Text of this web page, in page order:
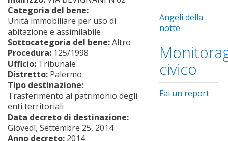
Categoria del bene:
Unità immobiliare per uso di
abitazione e assimilabile
Sottocategoria del bene:Altro
Procedura: 125/1998
Ufficio: Tribunale
Distretto: Palermo
Tipo destinazione:
Trasferimento al patrimonio degli
enti territoriali
Data decreto di destinazione:
Giovedì, Settembre 25, 2014
Anno decreto: 2014
Angeli della
notte
civico
Fai un report